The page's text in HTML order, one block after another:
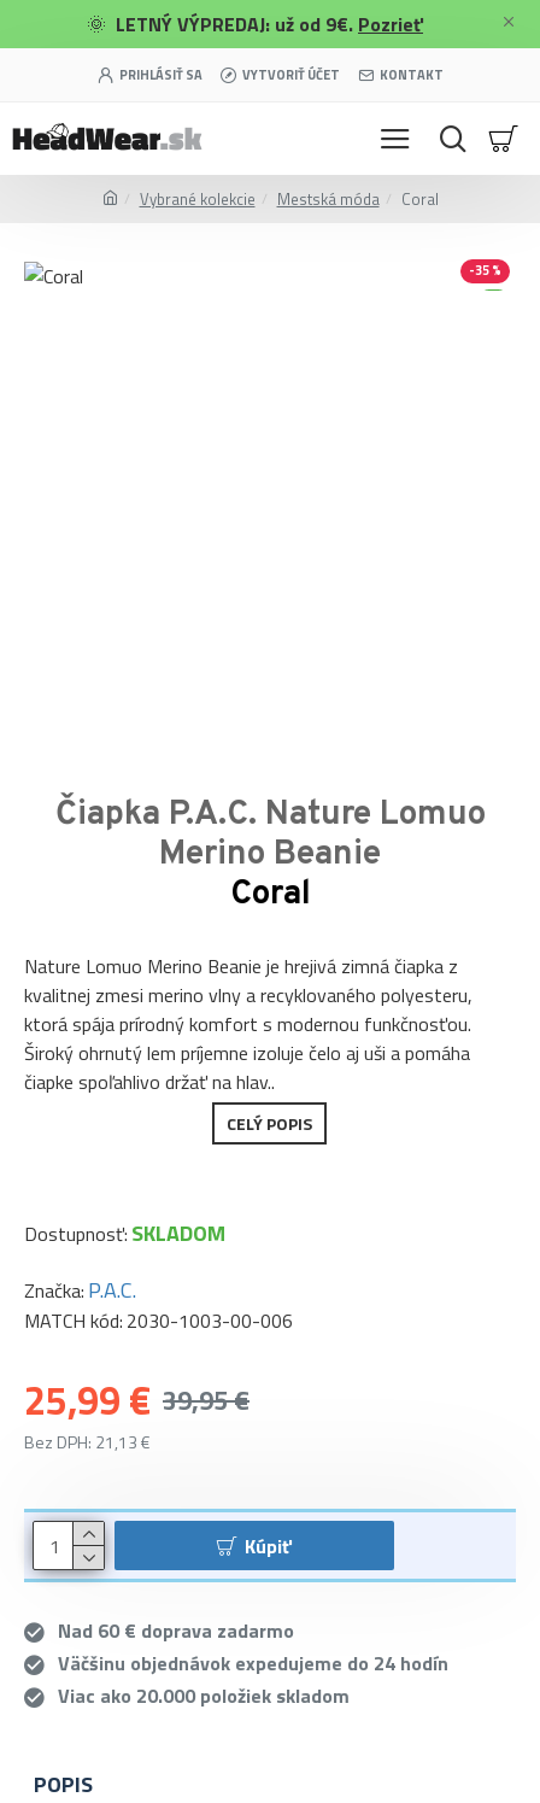
🌞 LETNÝ VÝPREDAJ: už od 9€. Pozrieť
PRIHLÁSIŤ SA VYTVORIŤ ÚČET KONTAKT
Vybrané kolekcie Mestská móda Coral
-35 %
Čiapka P.A.C. Nature Lomuo
Merino Beanie
Coral
Nature Lomuo Merino Beanie je hrejivá zimná čiapka z
kvalitnej zmesi merino vlny a recyklovaného polyesteru,
ktorá spája prírodný komfort s modernou funkčnosťou.
Široký ohrnutý lem príjemne izoluje čelo aj uši a pomáha
čiapke spoľahlivo držať na hlav..
CELÝ POPIS
25,99 € 39,95 €
Bez DPH: 21,13 €
Dostupnosť: SKLADOM
Značka: P.A.C.
MATCH kód: 2030-1003-00-006
Kúpiť
Nad 60 € doprava zadarmo
Väčšinu objednávok expedujeme do 24 hodín
Viac ako 20.000 položiek skladom
POPIS